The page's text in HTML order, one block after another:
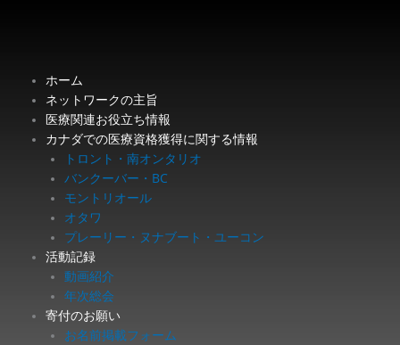
ホーム
ネットワークの主旨
医療関連お役立ち情報
カナダでの医療資格獲得に関する情報
トロント・南オンタリオ
バンクーバー・BC
モントリオール
オタワ
プレーリー・ヌナブート・ユーコン
活動記録
動画紹介
年次総会
寄付のお願い
お名前掲載フォーム